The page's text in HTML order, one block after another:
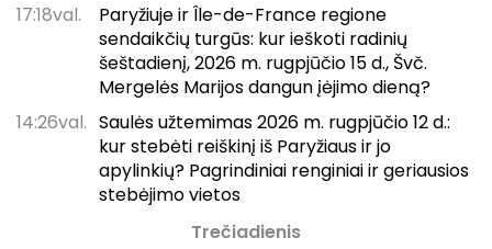
17:18val.
Paryžiuje ir Île-de-France regione
sendaikčių turgūs: kur ieškoti radinių
šeštadienį, 2026 m. rugpjūčio 15 d., Švč.
Mergelės Marijos dangun įėjimo dieną?
14:26val. Saulės užtemimas 2026 m. rugpjūčio 12 d.:
kur stebėti reiškinį iš Paryžiaus ir jo
apylinkių? Pagrindiniai renginiai ir geriausios
stebėjimo vietos
Trečiadienis